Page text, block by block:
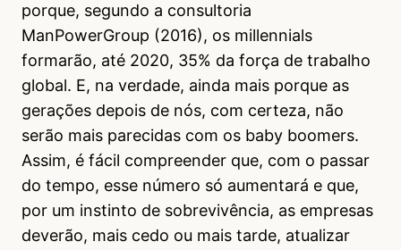
porque, segundo a consultoria
ManPowerGroup (2016), os millennials
formarão, até 2020, 35% da força de trabalho
global. E, na verdade, ainda mais porque as
gerações depois de nós, com certeza, não
serão mais parecidas com os baby boomers.
Assim, é fácil compreender que, com o passar
do tempo, esse número só aumentará e que,
por um instinto de sobrevivência, as empresas
deverão, mais cedo ou mais tarde, atualizar